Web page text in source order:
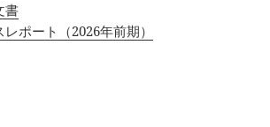
書
ポート（2026年前期）